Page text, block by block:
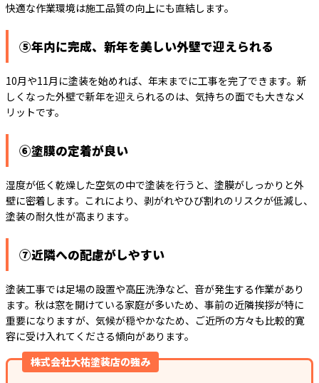
快適な作業環境は施工品質の向上にも直結します。
⑤年内に完成、新年を美しい外壁で迎えられる
10月や11月に塗装を始めれば、年末までに工事を完了できます。新
しくなった外壁で新年を迎えられるのは、気持ちの面でも大きなメ
リットです。
⑥塗膜の定着が良い
湿度が低く乾燥した空気の中で塗装を行うと、塗膜がしっかりと外
壁に密着します。これにより、剥がれやひび割れのリスクが低減し、
塗装の耐久性が高まります。
⑦近隣への配慮がしやすい
塗装工事では足場の設置や高圧洗浄など、音が発生する作業があり
ます。秋は窓を開けている家庭が多いため、事前の近隣挨拶が特に
重要になりますが、気候が穏やかなため、ご近所の方々も比較的寛
容に受け入れてくださる傾向があります。
株式会社大祐塗装店の強み